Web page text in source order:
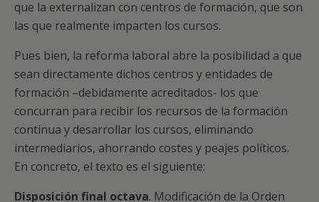
que la externalizan con centros de formación, que son
las que realmente imparten los cursos.
Pues bien, la reforma laboral abre la posibilidad a que
sean directamente dichos centros y entidades de
formación –debidamente acreditados- los que
concurran para recibir los recursos de la formación
continua y desarrollar los cursos, eliminando
intermediarios, ahorrando costes y peajes políticos.
En concreto, el texto es el siguiente:
Disposición final octava. Modificación de la Orden